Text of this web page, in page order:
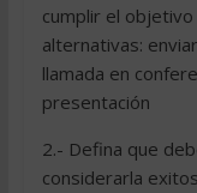
cumplir el objetivo
alternativas:
llamada en
presentación
2.- Defina que
considerarla